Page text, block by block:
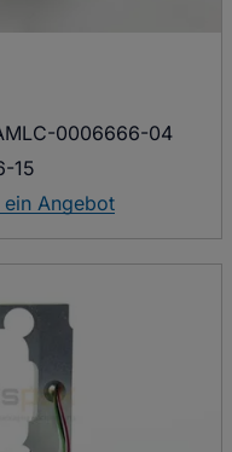
0006666-04
15
Angebot